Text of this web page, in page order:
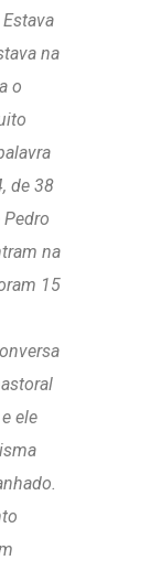
na
o
de 38
na
15
ele